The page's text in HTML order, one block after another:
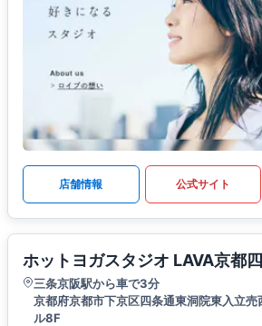
店舗情報 公式サイト
ホットヨガスタジオ LAVA京都
三条京阪駅から車で3分
京都府京都市下京区四条通東洞院東入立
ル8F